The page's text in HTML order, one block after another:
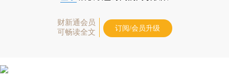
财新通会员
可畅读全文
订阅/会员升级